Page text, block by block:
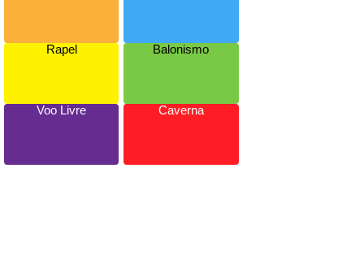
Rapel
Voo Livre
Balonismo
Caverna